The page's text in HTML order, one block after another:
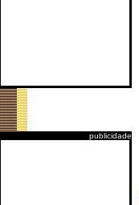
publicidade